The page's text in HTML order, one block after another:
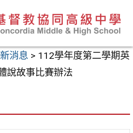
消息 > 112學年度第二學期英
說故事比賽辦法